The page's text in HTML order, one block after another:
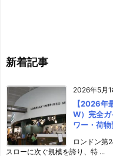
新着記事
2026年5月
【2026年
W）完全
ワー・荷
ロンドン第
スローに次ぐ規模を誇り、特 ...